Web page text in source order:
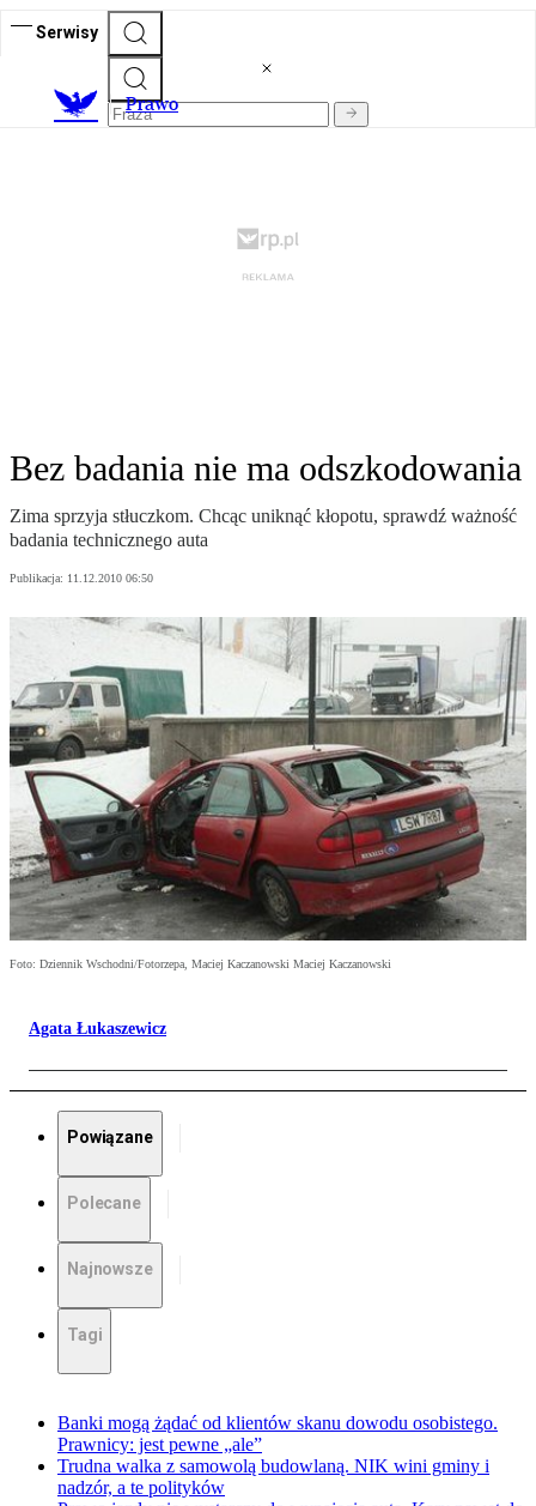
Serwisy
Prawo
Bez badania nie ma odszkodowania
Zima sprzyja stłuczkom. Chcąc uniknąć kłopotu, sprawdź ważność
badania technicznego auta
Publikacja: 11.12.2010 06:50
Foto: Dziennik Wschodni/Fotorzepa, Maciej Kaczanowski Maciej Kaczanowski
Agata Łukaszewicz
Powiązane
Polecane
Najnowsze
Tagi
Banki mogą żądać od klientów skanu dowodu osobistego.
Prawnicy: jest pewne „ale”
Trudna walka z samowolą budowlaną. NIK wini gminy i
nadzór, a te polityków